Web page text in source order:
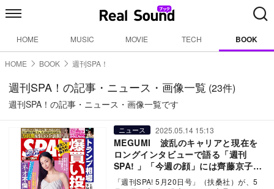
HOME MUSIC MOVIE TECH BOOK
HOME BOOK 週刊SPA！
週刊SPA！の記事・ニュース・画像一覧 (23件)
週刊SPA！の記事・ニュース・画像一覧です
ニュース 2025.05.14 15:13
MEGUMI 波乱のキャリアと現在を
ロングインタビューで語る「週刊
SPA! 」「今週の顔」には齊藤京子が
登場
「週刊SPA! 5月20日号」（扶桑社）が、5